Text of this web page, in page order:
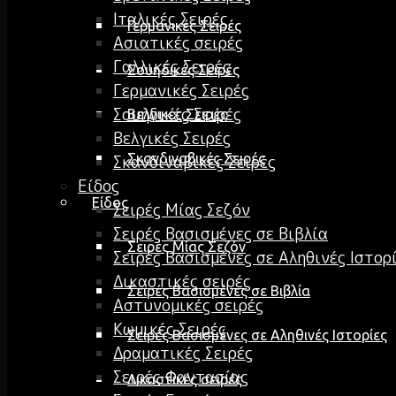
Γερμανικές Σειρές
Σουηδικές Σειρές
Βελγικές Σειρές
Σκανδιναβικές Σειρές
Είδος
Σειρές Μίας Σεζόν
Σειρές Βασισμένες σε Βιβλία
Σειρές Βασισμένες σε Αληθινές Ιστορίες
Δικαστικές σειρές
Ιταλικές Σειρές
Ασιατικές σειρές
Γαλλικές Σειρές
Γερμανικές Σειρές
Σουηδικές Σειρές
Βελγικές Σειρές
Σκανδιναβικές Σειρές
Είδος
Σειρές Μίας Σεζόν
Σειρές Βασισμένες σε Βιβλία
Σειρές Βασισμένες σε Αληθινές
Δικαστικές σειρές
Αστυνομικές σειρές
Κωμικές Σειρές
Δραματικές Σειρές
Σειρές Φαντασίας